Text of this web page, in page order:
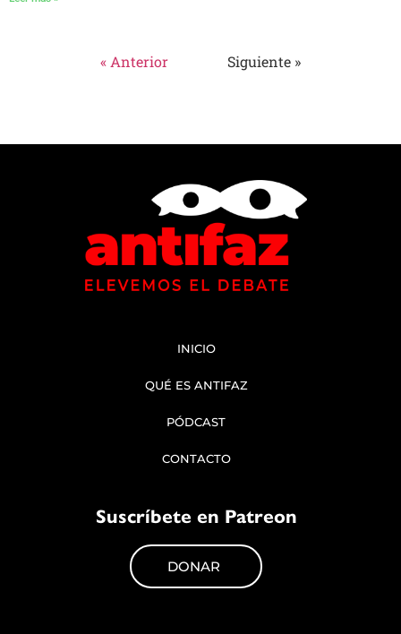
« Anterior Siguiente »
INICIO
QUÉ ES ANTIFAZ
PÓDCAST
CONTACTO
Suscríbete en Patreon
DONAR